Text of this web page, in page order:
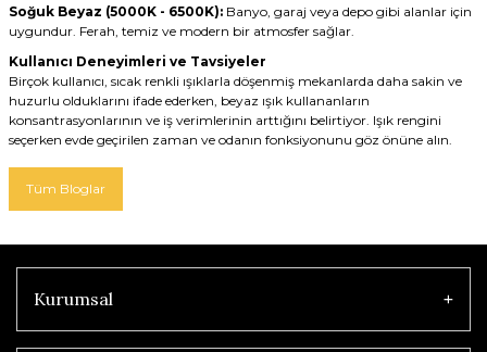
Soğuk Beyaz (5000K - 6500K):Banyo, garaj veya depo gibi alanlar için
uygundur. Ferah, temiz ve modern bir atmosfer sağlar.
Kullanıcı Deneyimleri ve Tavsiyeler
Birçok kullanıcı, sıcak renkli ışıklarla döşenmiş mekanlarda daha sakin ve
huzurlu olduklarını ifade ederken, beyaz ışık kullananların
konsantrasyonlarının ve iş verimlerinin arttığını belirtiyor. Işık rengini
seçerken evde geçirilen zaman ve odanın fonksiyonunu göz önüne alın.
Tüm Bloglar
Kurumsal